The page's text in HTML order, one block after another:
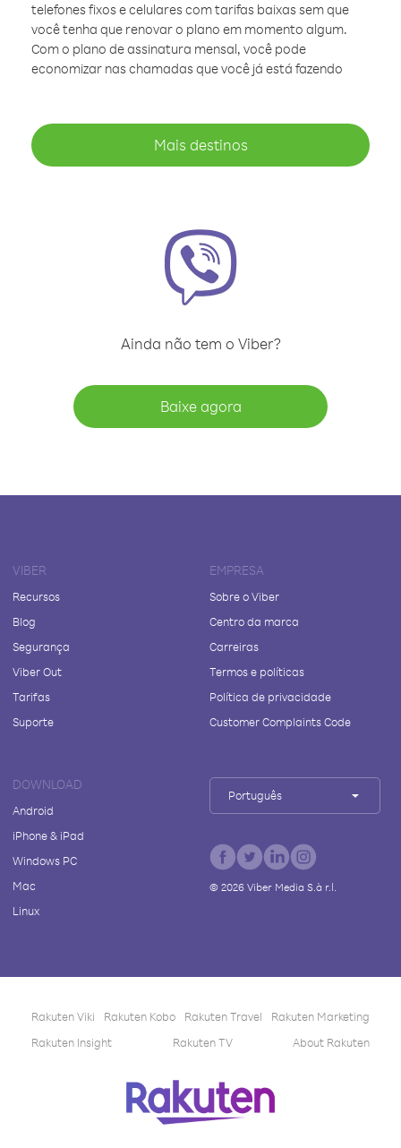
telefones fixos e celulares com tarifas baixas sem que
você tenha que renovar o plano em momento algum.
Com o plano de assinatura mensal, você pode
economizar nas chamadas que você já está fazendo
Mais destinos
Ainda não tem o Viber?
Baixe agora
VIBER
Recursos
Blog
Segurança
Viber Out
Tarifas
Suporte
EMPRESA
Sobre o Viber
Centro da marca
Carreiras
Termos e políticas
Política de privacidade
Customer Complaints Code
DOWNLOAD
Android
iPhone & iPad
Windows PC
Mac
Linux
Português
© 2026Viber Media S.à r.l.
Rakuten Viki Rakuten Kobo Rakuten Travel
Rakuten Marketing
Rakuten Insight
Rakuten TV About Rakuten